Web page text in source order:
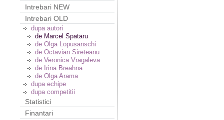
Intrebari NEW
Intrebari OLD
dupa autori
de Marcel Spataru
de Olga Lopusanschi
de Octavian Sireteanu
de Veronica Vragaleva
de Irina Breahna
de Olga Arama
dupa echipe
dupa competitii
Statistici
Finantari